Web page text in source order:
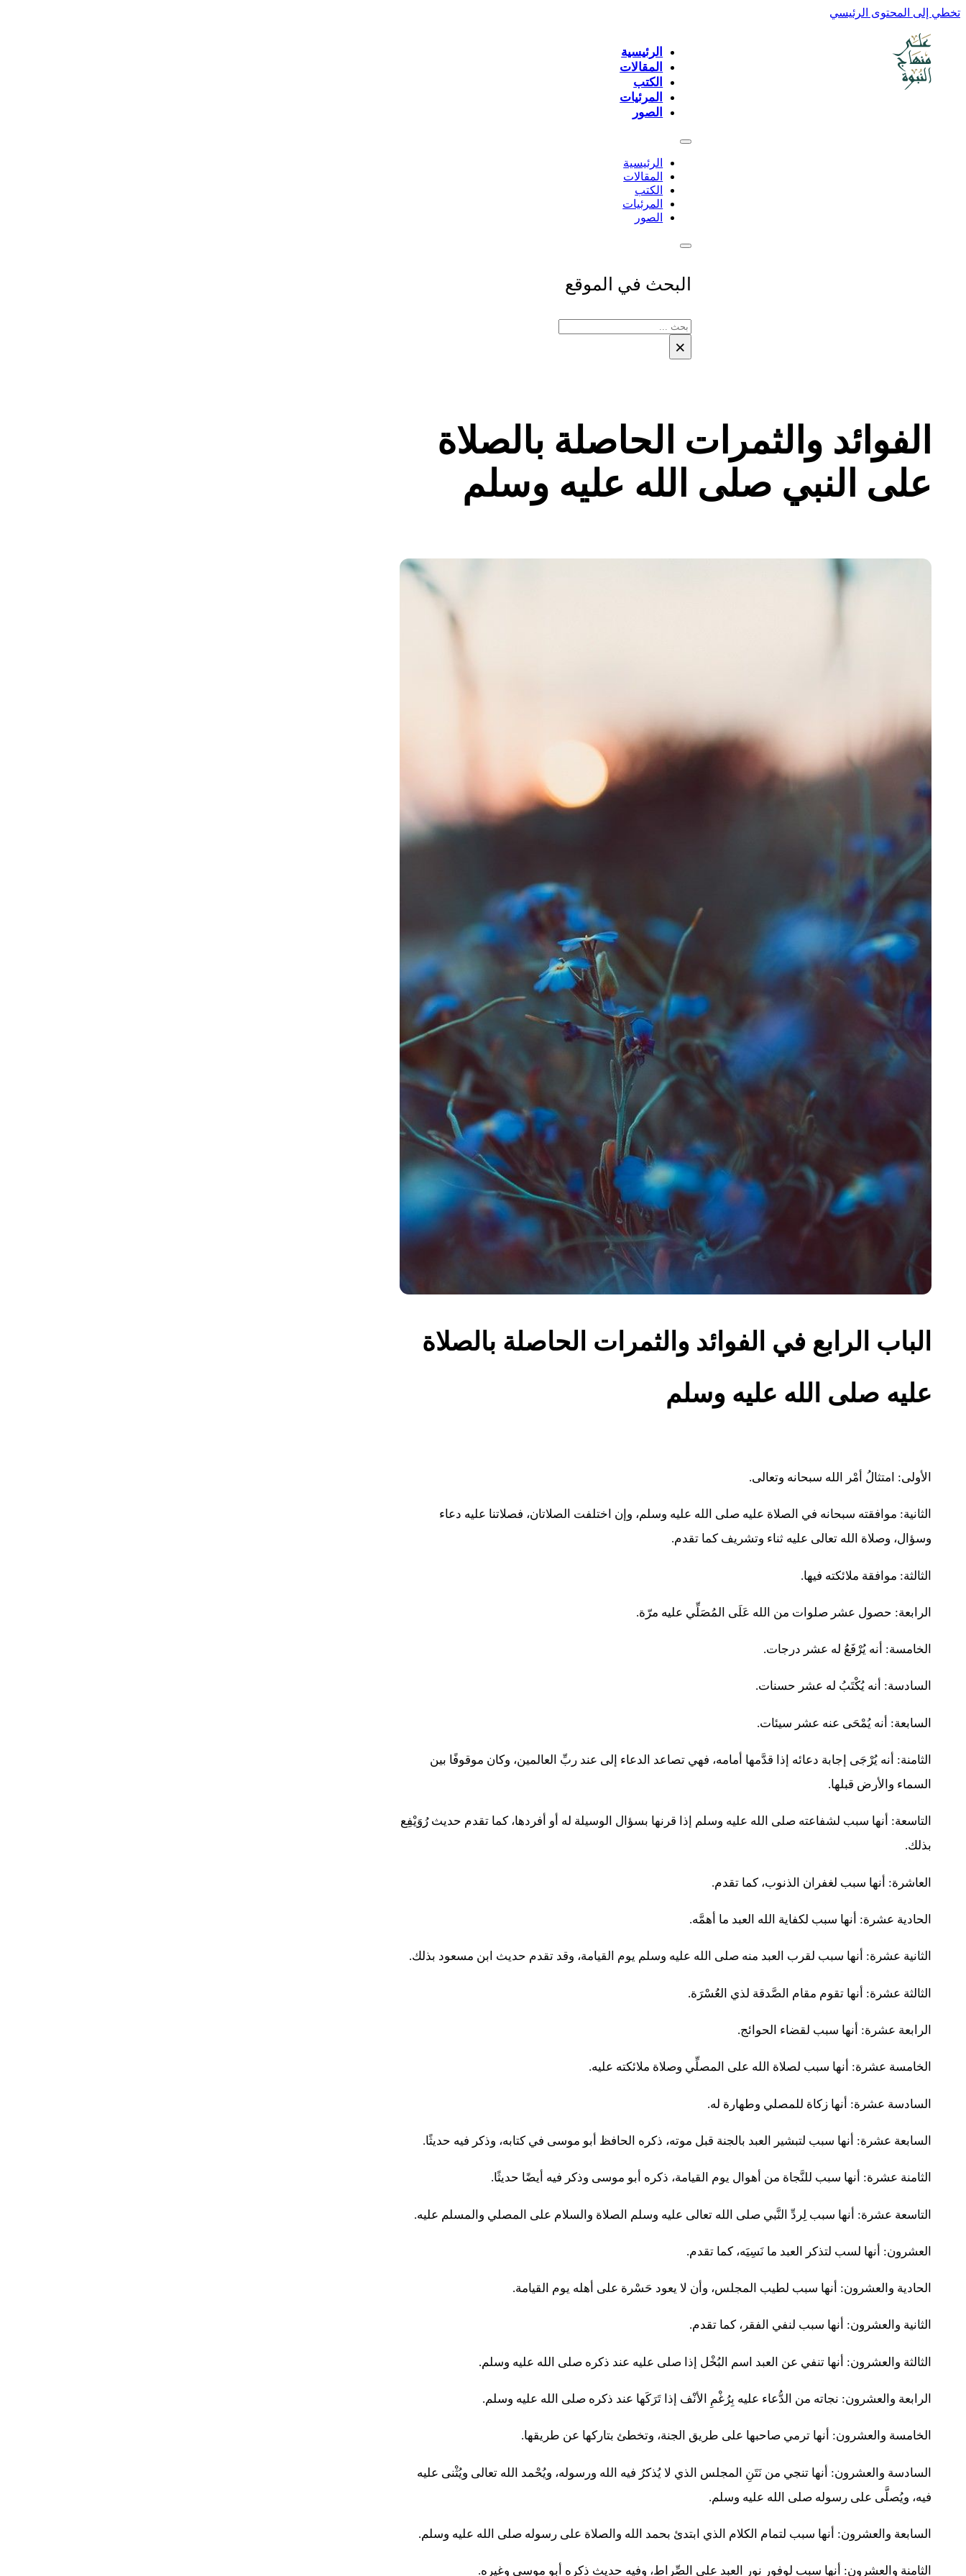
تخطي إلى المحتوى الرئيسي
الرئيسية
المقالات
الكتب
المرئيات
الصور
الرئيسية
المقالات
الكتب
المرئيات
الصور
البحث في الموقع
بحث
×
الفوائد والثمرات الحاصلة بالصلاة
على النبي صلى الله عليه وسلم
الباب الرابع في الفوائد والثمرات الحاصلة بالصلاة
عليه صلى الله عليه وسلم
الأولى: امتثالُ أمْر الله سبحانه وتعالى.
الثانية: ‌موافقته ‌سبحانه ‌في الصلاة عليه صلى الله عليه وسلم، وإن اختلفت الصلاتان، فصلاتنا عليه دعاء
وسؤال، وصلاة الله تعالى عليه ثناء وتشريف كما تقدم.
الثالثة: موافقة ملائكته فيها.
الرابعة: حصول عشر صلوات من الله عَلَى المُصَلِّي عليه مرّة.
الخامسة: أنه يُرْفَعُ له عشر درجات.
السادسة: أنه يُكْتَبُ له عشر حسنات.
السابعة: أنه يُمْحَى عنه عشر سيئات.
الثامنة: أنه يُرْجَى إجابة دعائه إذا قدَّمها أمامه، فهي تصاعد الدعاء إلى عند ربِّ العالمين، وكان موقوفًا بين
السماء والأرض قبلها.
التاسعة: أنها سبب لشفاعته صلى الله عليه وسلم إذا قرنها بسؤال الوسيلة له أو أفردها، كما تقدم حديث رُوَيْفِع
بذلك.
العاشرة: أنها سبب لغفران الذنوب، كما تقدم.
الحادية عشرة: أنها سبب لكفاية الله العبد ما أهمَّه.
الثانية عشرة: أنها سبب لقرب العبد منه صلى الله عليه وسلم يوم القيامة، وقد تقدم حديث ابن مسعود بذلك.
الثالثة عشرة: أنها تقوم مقام الصَّدقة لذي العُسْرَة.
الرابعة عشرة: أنها سبب لقضاء الحوائج.
الخامسة عشرة: أنها سبب لصلاة الله على المصلِّي وصلاة ملائكته عليه.
السادسة عشرة: أنها زكاة للمصلي وطهارة له.
السابعة عشرة: أنها سبب لتبشير العبد بالجنة قبل موته، ذكره الحافظ أبو موسى في كتابه، وذكر فيه حديثًا.
الثامنة عشرة: أنها سبب للنَّجاة من أهوال يوم القيامة، ذكره أبو موسى وذكر فيه أيضًا حديثًا.
التاسعة عشرة: أنها سبب لِردِّ النَّبي صلى الله تعالى عليه وسلم الصلاة والسلام على المصلي والمسلم عليه.
العشرون: أنها لسب لتذكر العبد ما نَسِيَه، كما تقدم.
الحادية والعشرون: أنها سبب لطيب المجلس، وأن لا يعود حَسْرة على أهله يوم القيامة.
الثانية والعشرون: أنها سبب لنفي الفقر، كما تقدم.
الثالثة والعشرون: أنها تنفي عن العبد اسم البُخْل إذا صلى عليه عند ذكره صلى الله عليه وسلم.
الرابعة والعشرون: نجاته من الدُّعاء عليه بِرُغْمِ الأنْف إذا تَرَكَها عند ذكره صلى الله عليه وسلم.
الخامسة والعشرون: أنها ترمي صاحبها على طريق الجنة، وتخطئ بتاركها عن طريقها.
السادسة والعشرون: أنها تنجي من نَتَنِ المجلس الذي لا يُذكرُ فيه الله ورسوله، ويُحْمد الله تعالى ويُثْنى عليه
فيه، ويُصلَّى على رسوله صلى الله عليه وسلم.
السابعة والعشرون: أنها سبب لتمام الكلام الذي ابتدئ بحمد الله والصلاة على رسوله صلى الله عليه وسلم.
الثامنة والعشرون: أنها سبب لوفور نور العبد على الصِّراط، وفيه حديث ذكره أبو موسى وغيره.